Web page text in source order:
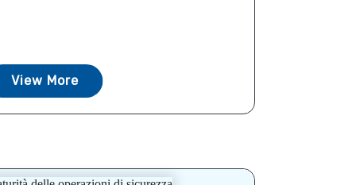
View More